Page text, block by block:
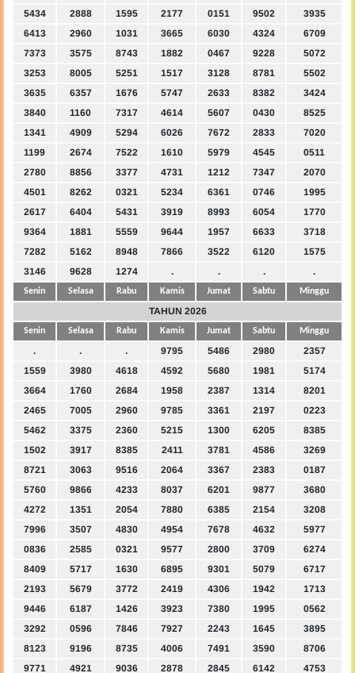
5434
2888 1595 2177 0151 9502
3935
6413
2960 1031 3665 6030 4324
6709
7373
3575 8743 1882 0467 9228
5072
3253
8005 5251 1517 3128 8781
5502
3635
6357 1676 5747 2633 8382
3424
3840
1160 7317 4614 5607 0430
8525
1341
4909 5294 6026 7672 2833
7020
1199
2674 7522 1610 5979 4545
0511
2780
8856 3377 4731 1212 7347
2070
4501
8262 0321 5234 6361 0746
1995
2617
6404 5431 3919 8993 6054
1770
9364
1881 5559 9644 1957 6633
3718
7282
5162 8948 7866 3522 6120
1575
3146
9628 1274 . . . .
Senin Selasa Rabu Kamis Jumat Sabtu Minggu
TAHUN 2026
Senin Selasa Rabu Kamis Jumat Sabtu Minggu
. . . 9795 5486 2980
2357
1559
3980 4618 4592 5680 1981
5174
3664
1760 2684 1958 2387 1314
8201
2465
7005 2960 9785 3361 2197
0223
5462
3375 2360 5215 1300 6205
8385
1502
3917 8385 2411 3781 4586
3269
8721
3063 9516 2064 3367 2383
0187
5760
9866 4233 8037 6201 9877
3680
4272
1351 2054 7880 6385 2154
3208
7996
3507 4830 4954 7678 4632
5977
0836
2585 0321 9577 2800 3709
6274
8409
5717 1630 6895 9301 5079
6717
2193
5679 3772 2419 4306 1942
1713
9446
6187 1426 3923 7380 1995
0562
3292
0596 7846 7927 2243 1645
3895
8123
9196 8735 4006 7491 3590
8706
9771
4921 9036 2878 2845 6142
4753